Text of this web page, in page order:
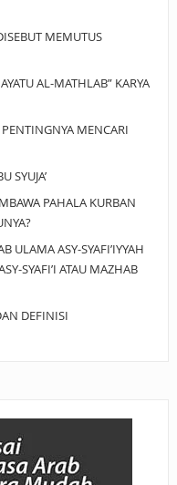
MEMUTUS
AL-MATHLAB” KARYA
PENTINGNYA MENCARI
SYUJA’
PAHALA KURBAN
ULAMA ASY-SYAFI’IYYAH
SYAFI’I ATAU MAZHAB
DEFINISI